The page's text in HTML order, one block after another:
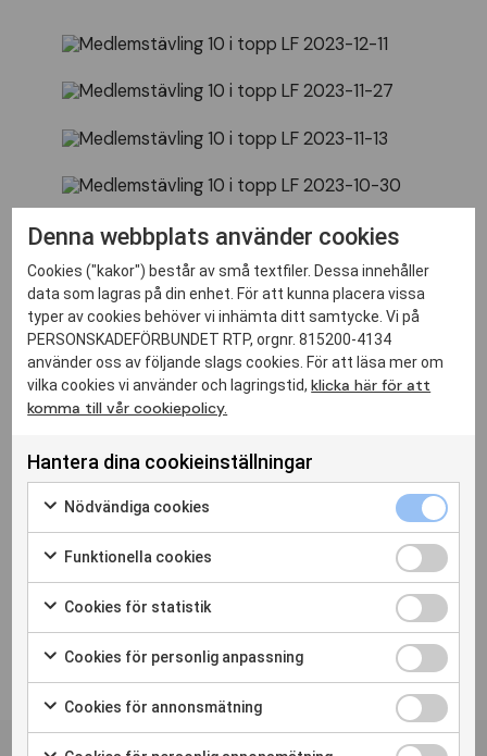
Toppnoteringar
varannan vecka
I år kommer vi att visa toppnoteringarna
varannan vecka för att hålla våra medlemmar
värvar nya medlemmar! Det är ett värdefullt
arbete som bidrar till att vi kan växa. Just nu
ser prognosen för medlemsantalet 2023 bra
ut - så håll ut!
Det slutgiltiga resultatet kommer att
redovisas i mitten av januari 2024.
Personskadeförbundet RTPs
Denna webbplats använder cookies
Cookies ("kakor") består av små textfiler. Dessa innehåller
data som lagras på din enhet. För att kunna placera vissa
typer av cookies behöver vi inhämta ditt samtycke. Vi på
PERSONSKADEFÖRBUNDET RTP, orgnr. 815200-4134
använder oss av följande slags cookies. För att läsa mer om
vilka cookies vi använder och lagringstid,klicka här för att
komma till vår cookiepolicy.
Hantera dina cookieinställningar
Nödvändiga cookies
Funktionella cookies
Cookies för statistik
Cookies för personlig anpassning
Cookies för annonsmätning